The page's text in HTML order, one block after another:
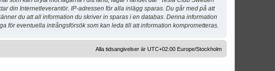
din Internetleverantör. IP-adressen för alla inlägg sparas. Du går med på att
du att all information du skriver in sparas i en databas. Denna information
för eventuella intrångsförsök som kan leda till att information komprometteras.
Alla tidsangivelser är UTC+02:00 Europe/Stockholm